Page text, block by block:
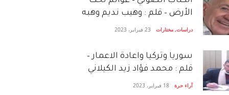
الأرض – قلم : وهيب نديم وهبه
دراسات, مختارات 23 فبراير، 2023
سوريا وتركيا واعادة الاعمار –
قلم : محمد فؤاد زيد الكيلاني
آراء حرة 18 فبراير، 2023